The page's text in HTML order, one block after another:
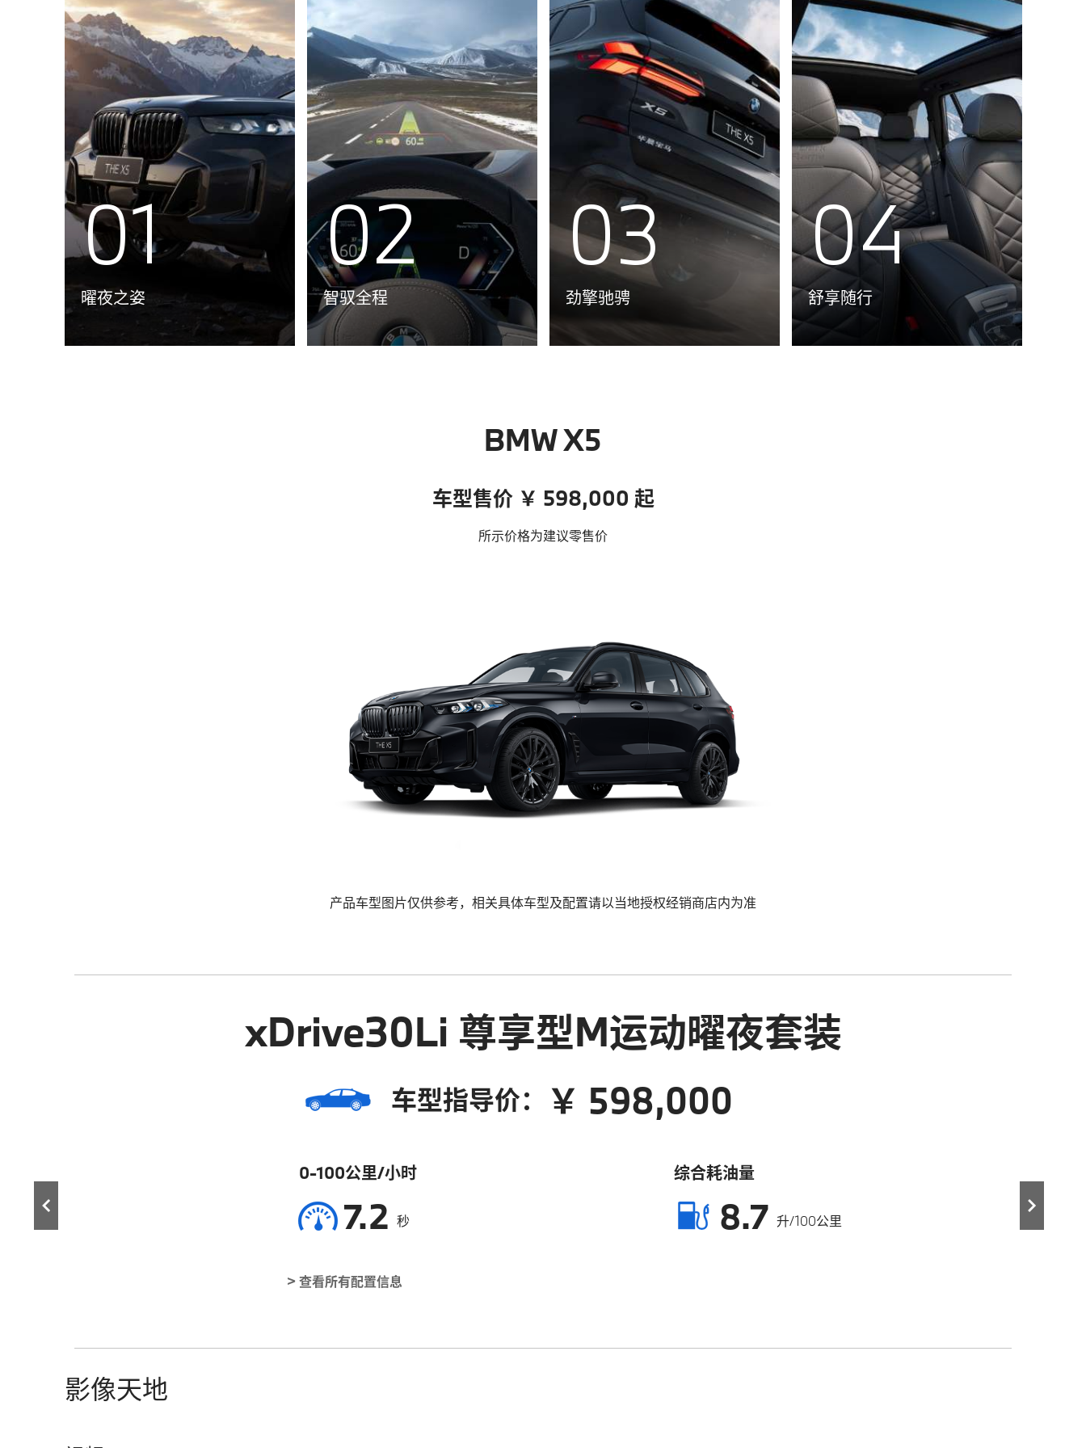
01
曜夜之姿
02
智驭全程
03
劲擎驰骋
04
舒享随行
BMW X5
车型售价 ￥ 598,000 起
所示价格为建议零售价
产品车型图片仅供参考，相关具体车型及配置请以当地授权经销商店内为准
xDrive30Li 尊享型M运动曜夜套装
车型指导价： ￥ 598,000
0-100公里/小时
7.2 秒
综合耗油量
8.7 升/100公里
> 查看所有配置信息
影像天地